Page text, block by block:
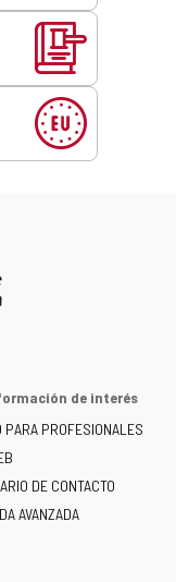
de interés
PARA PROFESIONALES
DE CONTACTO
AVANZADA